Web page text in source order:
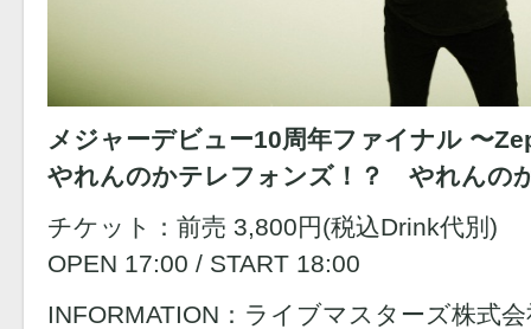
メジャーデビュー10周年ファイナル 〜
やれんのかテレフォンズ！？ やれんの
チケット：前売 3,800円(税込Drink代別)
OPEN 17:00 / START 18:00
INFORMATION：ライブマスターズ株式